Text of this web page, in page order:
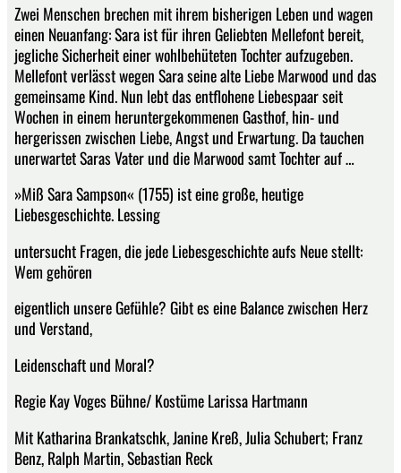
Zwei Menschen brechen mit ihrem bisherigen Leben und wagen
einen Neuanfang: Sara ist für ihren Geliebten Mellefont bereit,
jegliche Sicherheit einer wohlbehüteten Tochter aufzugeben.
Mellefont verlässt wegen Sara seine alte Liebe Marwood und das
gemeinsame Kind. Nun lebt das entflohene Liebespaar seit
Wochen in einem heruntergekommenen Gasthof, hin- und
hergerissen zwischen Liebe, Angst und Erwartung. Da tauchen
unerwartet Saras Vater und die Marwood samt Tochter auf …
»Miß Sara Sampson« (1755) ist eine große, heutige
Liebesgeschichte. Lessing
untersucht Fragen, die jede Liebesgeschichte aufs Neue stellt:
Wem gehören
eigentlich unsere Gefühle? Gibt es eine Balance zwischen Herz
und Verstand,
Leidenschaft und Moral?
Regie Kay Voges Bühne/ Kostüme Larissa Hartmann
Mit Katharina Brankatschk, Janine Kreß, Julia Schubert; Franz
Benz, Ralph Martin, Sebastian Reck